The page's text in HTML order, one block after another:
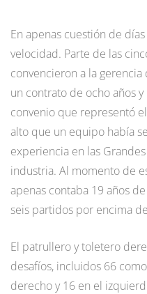
En apenas cuestión de
velocidad. Parte de las
convencieron a la
un contrato de ocho años
convenio que representó
alto que un equipo había
experiencia en las
industria. Al momento de
apenas contaba 19 años
seis partidos por encima
El patrullero y toletero
desafíos, incluidos 66
derecho y 16 en el